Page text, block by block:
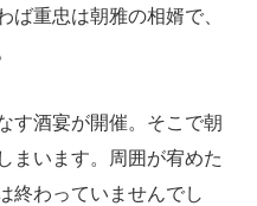
ば重忠は朝雅の相婿で、
す酒宴が開催。そこで朝
まいます。周囲が宥めた
終わっていませんでし